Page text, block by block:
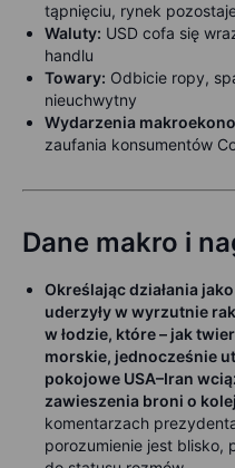
tąpnięciu, rynek
Waluty: USD cofa się
handlu
Towary: Odbicie ropy,
nieuchwytny
Wydarzenia
zaufania konsumentów
Dane makro i
Określając działania
uderzyły w wyrzutnie
w łodzie, które – jak
morskie, jednocześnie
pokojowe USA–Iran
zawieszenia broni o
komentarzach
porozumienie jest blisko,